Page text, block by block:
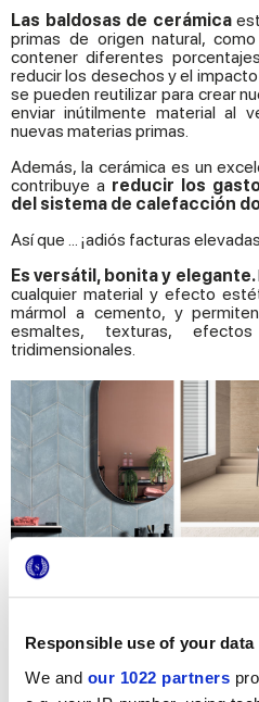
Responsible use of your data
We and our 1022 partners
Las baldosas de cerámica
primas de origen natural,
contener diferentes
reducir los desechos y el
se pueden reutilizar para crear
enviar inútilmente material al
nuevas materias primas.
Además, la cerámica es un
contribuye a reducir los
del sistema de calefacción
Así que ... ¡adiós facturas
Es versátil, bonita y elegante.
cualquier material y efecto
mármol a cemento, y
esmaltes, texturas,
tridimensionales.